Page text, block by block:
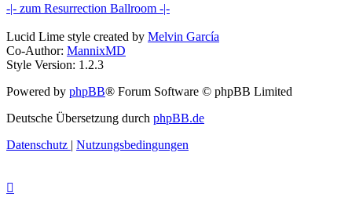
-|- zum Resurrection Ballroom -|-
Lucid Lime style created by Melvin García
Co-Author: MannixMD
Style Version: 1.2.3
Powered by phpBB® Forum Software © phpBB Limited
Deutsche Übersetzung durch phpBB.de
Datenschutz | Nutzungsbedingungen